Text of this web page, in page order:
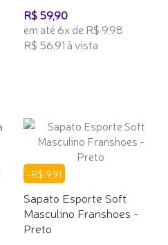
R$ 59,90
em até 6x de R$ 9,98
R$ 56,91 à vista
-R$ 9,91
Sapato Esporte Soft
Masculino Franshoes -
Preto